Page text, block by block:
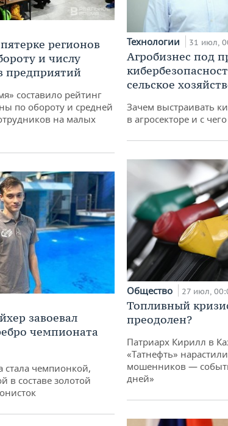
регионов
и числу
предприятий
составило рейтинг
по обороту и средней
на малых
завоевал
чемпионата
стала чемпионкой,
в составе золотой
Технологии 31 июл,
Агробизнес под
сельское
Зачем выстраивать
в агросекторе и с
Общество 27 июл,
Топливный
преодолен?
Патриарх Кирилл в
«Татнефть»
мошенников —
дней»